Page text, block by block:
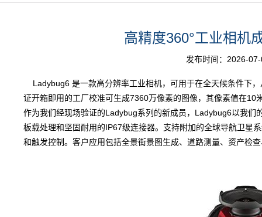
高精度360°工业相
发布时间：2026-
Ladybug6 是一款高分辨率工业相机，可用于在全天候条件下
证开箱即用的工厂校准可生成7360万像素的图像，其像素值在10
作为我们经现场验证的Ladybug系列的新成员，Ladybug6以我们
板载处理和坚固耐用的IP67级连接器。支持附加的全球导航卫星
和触发控制。客户应用包括全景街景图生成、道路测量、资产检